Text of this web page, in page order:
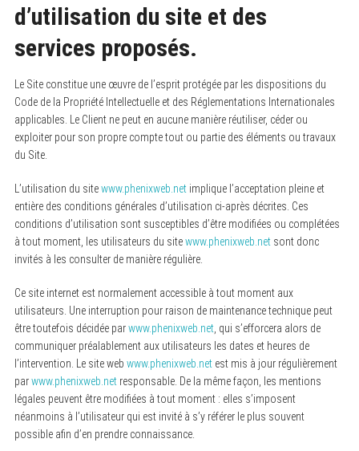
d’utilisation du site et des
services proposés.
Le Site constitue une œuvre de l’esprit protégée par les dispositions du
Code de la Propriété Intellectuelle et des Réglementations Internationales
applicables. Le Client ne peut en aucune manière réutiliser, céder ou
exploiter pour son propre compte tout ou partie des éléments ou travaux
du Site.
L’utilisation du sitewww.phenixweb.netimplique l’acceptation pleine et
entière des conditions générales d’utilisation ci-après décrites. Ces
conditions d’utilisation sont susceptibles d’être modifiées ou complétées
à tout moment, les utilisateurs du sitewww.phenixweb.netsont donc
invités à les consulter de manière régulière.
Ce site internet est normalement accessible à tout moment aux
utilisateurs. Une interruption pour raison de maintenance technique peut
être toutefois décidée parwww.phenixweb.net, qui s’efforcera alors de
communiquer préalablement aux utilisateurs les dates et heures de
l’intervention. Le site web www.phenixweb.netest mis à jour régulièrement
parwww.phenixweb.netresponsable. De la même façon, les mentions
légales peuvent être modifiées à tout moment : elles s’imposent
néanmoins à l’utilisateur qui est invité à s’y référer le plus souvent
possible afin d’en prendre connaissance.